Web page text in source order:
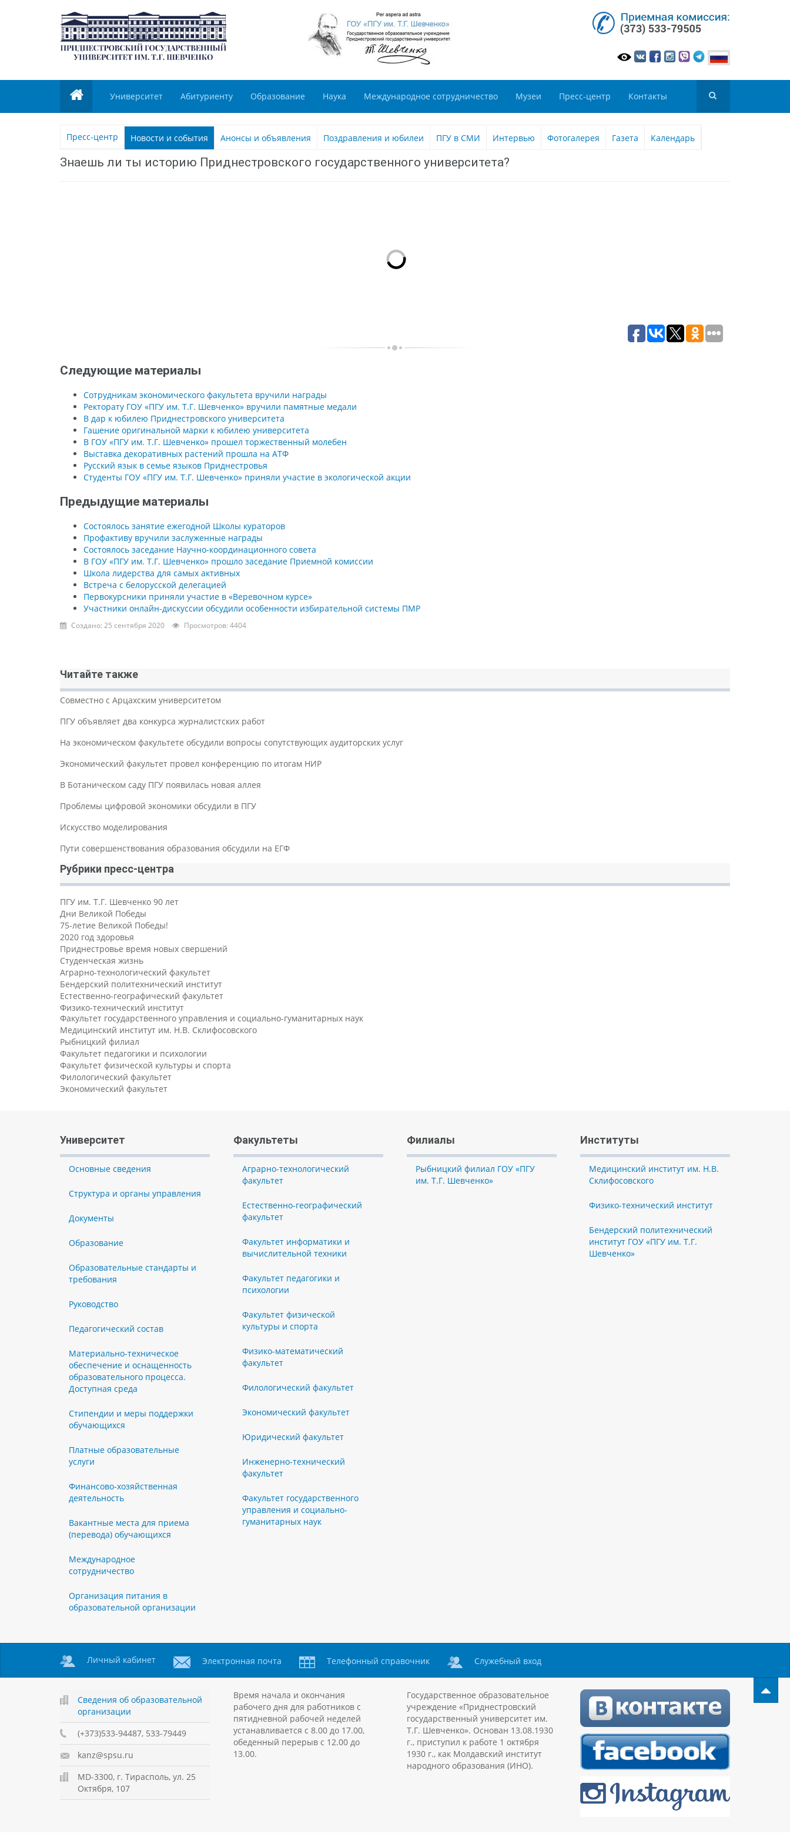
Университет Абитуриенту Образование Наука Международное сотрудничество Музеи Пресс-центр Контакты
Пресс-центр Новости и события Анонсы и объявления Поздравления и юбилеи ПГУ в СМИ Интервью Фотогалерея Газета Календарь
Знаешь ли ты историю Приднестровского государственного университета?
Следующие материалы
Сотрудникам экономического факультета вручили награды
Ректорату ГОУ «ПГУ им. Т.Г. Шевченко» вручили памятные медали
В дар к юбилею Приднестровского университета
Гашение оригинальной марки к юбилею университета
В ГОУ «ПГУ им. Т.Г. Шевченко» прошел торжественный молебен
Выставка декоративных растений прошла на АТФ
Русский язык в семье языков Приднестровья
Студенты ГОУ «ПГУ им. Т.Г. Шевченко» приняли участие в экологической акции
Предыдущие материалы
Состоялось занятие ежегодной Школы кураторов
Профактиву вручили заслуженные награды
Состоялось заседание Научно-координационного совета
В ГОУ «ПГУ им. Т.Г. Шевченко» прошло заседание Приемной комиссии
Школа лидерства для самых активных
Встреча с белорусской делегацией
Первокурсники приняли участие в «Веревочном курсе»
Участники онлайн-дискуссии обсудили особенности избирательной системы ПМР
Создано: 25 сентября 2020 Просмотров: 4404
Читайте также
Совместно с Арцахским университетом
ПГУ объявляет два конкурса журналистских работ
На экономическом факультете обсудили вопросы сопутствующих аудиторских услуг
Экономический факультет провел конференцию по итогам НИР
В Ботаническом саду ПГУ появилась новая аллея
Проблемы цифровой экономики обсудили в ПГУ
Искусство моделирования
Пути совершенствования образования обсудили на ЕГФ
Рубрики пресс-центра
ПГУ им. Т.Г. Шевченко 90 лет
Дни Великой Победы
75-летие Великой Победы!
2020 год здоровья
Приднестровье время новых свершений
Студенческая жизнь
Аграрно-технологический факультет
Бендерский политехнический институт
Естественно-географический факультет
Физико-технический институт
Факультет государственного управления и социально-гуманитарных наук
Медицинский институт им. Н.В. Склифосовского
Рыбницкий филиал
Факультет педагогики и психологии
Факультет физической культуры и спорта
Филологический факультет
Экономический факультет
Университет
Основные сведения
Структура и органы управления
Документы
Образование
Образовательные стандарты и
требования
Руководство
Педагогический состав
Материально-техническое
обеспечение и оснащенность
образовательного процесса.
Доступная среда
Стипендии и меры поддержки
обучающихся
Платные образовательные
услуги
Финансово-хозяйственная
деятельность
Вакантные места для приема
(перевода) обучающихся
Международное
сотрудничество
Организация питания в
образовательной организации
Факультеты
Аграрно-технологический
факультет
Естественно-географический
факультет
Факультет информатики и
вычислительной техники
Факультет педагогики и
психологии
Факультет физической
культуры и спорта
Физико-математический
факультет
Филологический факультет
Экономический факультет
Юридический факультет
Инженерно-технический
факультет
Факультет государственного
управления и социально-
гуманитарных наук
Филиалы
Рыбницкий филиал ГОУ «ПГУ
им. Т.Г. Шевченко»
Институты
Медицинский институт им. Н.В.
Склифосовского
Физико-технический институт
Бендерский политехнический
институт ГОУ «ПГУ им. Т.Г.
Шевченко»
Личный кабинет Электронная почта Телефонный справочник Служебный вход
Сведения об образовательной
организации
(+373)533-94487, 533-79449
kanz@spsu.ru
MD-3300, г. Тирасполь, ул. 25
Октября, 107
Время начала и окончания
рабочего дня для работников с
пятидневной рабочей неделей
устанавливается с 8.00 до 17.00,
обеденный перерыв с 12.00 до
13.00.
Государственное образовательное
учреждение «Приднестровский
государственный университет им.
Т.Г. Шевченко». Основан 13.08.1930
г., приступил к работе 1 октября
1930 г., как Молдавский институт
народного образования (ИНО).